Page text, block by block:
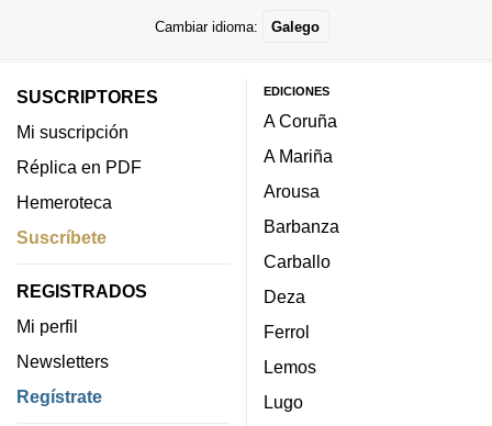
Cambiar idioma: Galego
SUSCRIPTORES
Mi suscripción
Réplica en PDF
Hemeroteca
Suscríbete
REGISTRADOS
Mi perfil
Newsletters
Regístrate
EDICIONES
A Coruña
A Mariña
Arousa
Barbanza
Carballo
Deza
Ferrol
Lemos
Lugo